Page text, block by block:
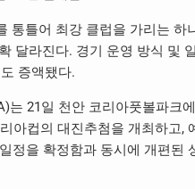
통틀어 최강 클럽을 가리는 하
달라진다. 경기 운영 방식 및
증액됐다.
는 21일 천안 코리아풋볼파크
아컵의 대진추첨을 개최하고,
정을 확정함과 동시에 개편된